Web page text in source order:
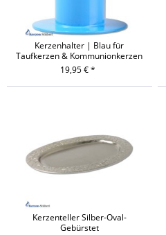
Kerzenhalter | Blau für
Taufkerzen & Kommunionkerzen
19,95 € *
Kerzenteller Silber-Oval-
Gebürstet